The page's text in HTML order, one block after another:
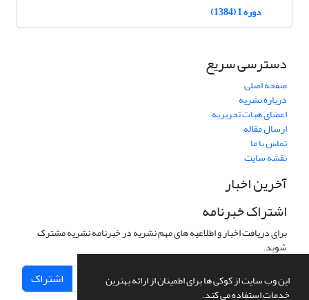
این وب سایت از کوکی ها برای اطمینان از ارائه بهترین
خدمات استفاده می کند.
دوره 1 (1384)
دسترسی سریع
صفحه اصلی
درباره نشریه
اعضای هیات تحریریه
ارسال مقاله
تماس با ما
نقشه سایت
آخرین اخبار
اشتراک خبرنامه
برای دریافت اخبار و اطلاعیه های مهم نشریه در خبرنامه نشریه مشترک
شوید.
اشتراک